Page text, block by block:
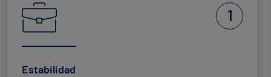
1
Estabilidad